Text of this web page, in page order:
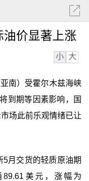
价显著上涨
小 大
南）受霍尔木兹海峡
到期等因素影响，国
场此前乐观情绪已让
月交货的轻质原油期
美元，涨幅为